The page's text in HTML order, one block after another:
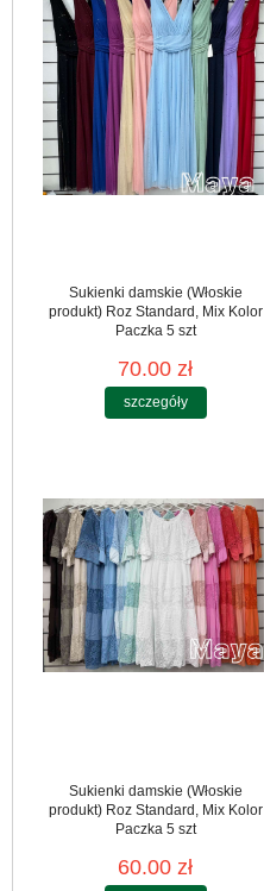
Sukienki damskie (Włoskie
produkt) Roz Standard, Mix Kolor
Paczka 5 szt
70.00 zł
szczegóły
Sukienki damskie (Włoskie
produkt) Roz Standard, Mix Kolor
Paczka 5 szt
60.00 zł